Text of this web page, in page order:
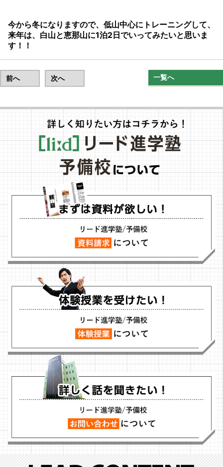
今から冬になりますので、低山中心にトレーニングして、
来年は、白山と恵那山に1泊2日でいってみたいと思いま
す！！
前へ 次へ 一覧へ